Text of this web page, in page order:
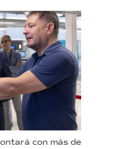
con más de